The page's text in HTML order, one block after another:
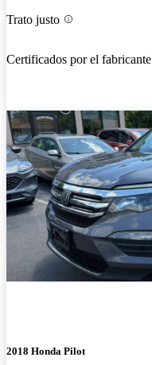
Trato justo
Certificados por el fabricante
2018 Honda Pilot